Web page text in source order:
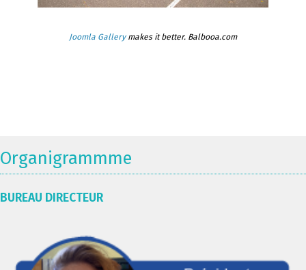
Joomla Gallerymakes it better. Balbooa.com
Organigrammme
BUREAU DIRECTEUR